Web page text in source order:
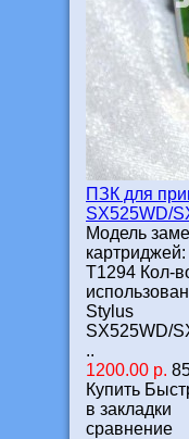
ПЗК для
SX525WD/
Модель
T1294 Кол-
Stylus
SX525WD/
..
1200.00 р.
Купить
в закладки
сравнение